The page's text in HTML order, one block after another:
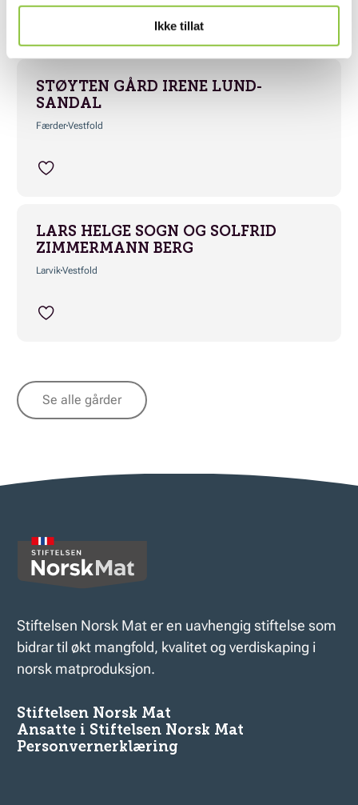
Ikke tillat
STØYTEN GÅRD IRENE LUND-
SANDAL
FærderVestfold
LARS HELGE SOGN OG SOLFRID
ZIMMERMANN BERG
LarvikVestfold
Se alle gårder
Stiftelsen Norsk Mat er en uavhengig stiftelse som
bidrar til økt mangfold, kvalitet og verdiskaping i
norsk matproduksjon.
Stiftelsen Norsk Mat
Ansatte i Stiftelsen Norsk Mat
Personvernerklæring